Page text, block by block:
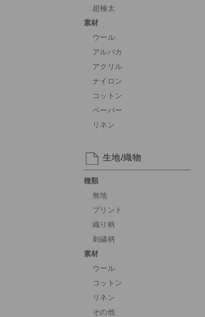
超極太
素材
ウール
アルパカ
アクリル
ナイロン
コットン
ペーパー
リネン
生地/織物
種類
無地
プリント
織り柄
刺繍柄
素材
ウール
コットン
リネン
その他